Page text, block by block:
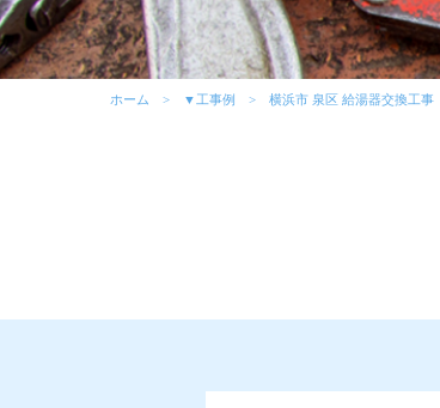
ホーム ▼工事例 横浜市 泉区 給湯器交換工事